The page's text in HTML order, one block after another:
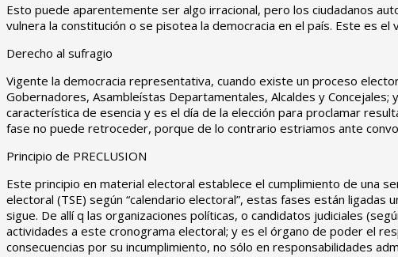
Esto puede aparentemente ser algo irracional, pero los ciudadanos
vulnera la constitución o se pisotea la democracia en el país. Este es
Derecho al sufragio
Vigente la democracia representativa, cuando existe un proceso
Gobernadores, Asambleístas Departamentales, Alcaldes y
característica de esencia y es el día de la elección para proclamar
fase no puede retroceder, porque de lo contrario estriamos ante
Principio de PRECLUSION
Este principio en material electoral establece el cumplimiento de una
electoral (TSE) según “calendario electoral”, estas fases están
sigue. De allí q las organizaciones políticas, o candidatos judiciales
actividades a este cronograma electoral; y es el órgano de poder el
consecuencias por su incumplimiento, no sólo en responsabilidades